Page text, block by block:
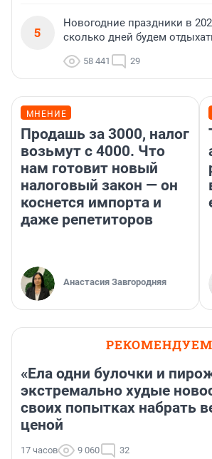
5
Новогодние праздники в
сколько дней будем
58 441 29
МНЕНИЕ
Продашь за 3000, налог
возьмут с 4000. Что
нам готовит новый
налоговый закон — он
коснется импорта и
даже репетиторов
Анастасия Завгородняя
РЕКОМЕНДУЕМ
«Ела одни булочки и
экстремально худые
своих попытках набрать
ценой
17 часов 9 060 32